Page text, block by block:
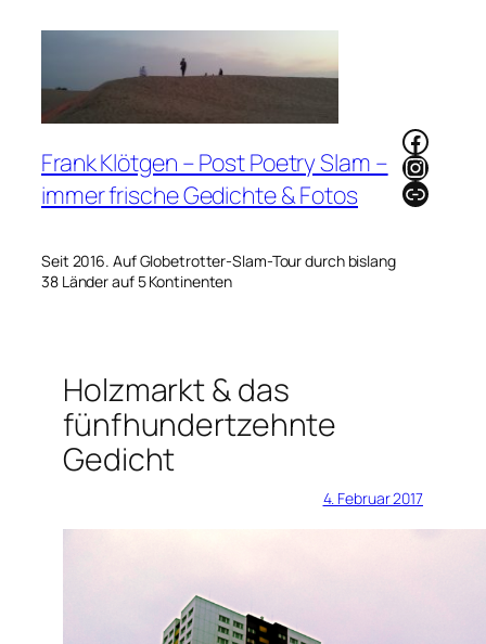
Frank Klötgen – Post Poetry Slam –
immer frische Gedichte & Fotos
Seit 2016. Auf Globetrotter-Slam-Tour durch bislang
38 Länder auf 5 Kontinenten
Link
Holzmarkt & das
fünfhundertzehnte
Gedicht
4. Februar 2017